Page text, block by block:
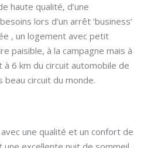
haute qualité, d’une
lors d’un arrêt ‘business’
, un logement avec petit
paisible, à la campagne mais à
6 km du circuit automobile de
beau circuit du monde.
une qualité et un confort de